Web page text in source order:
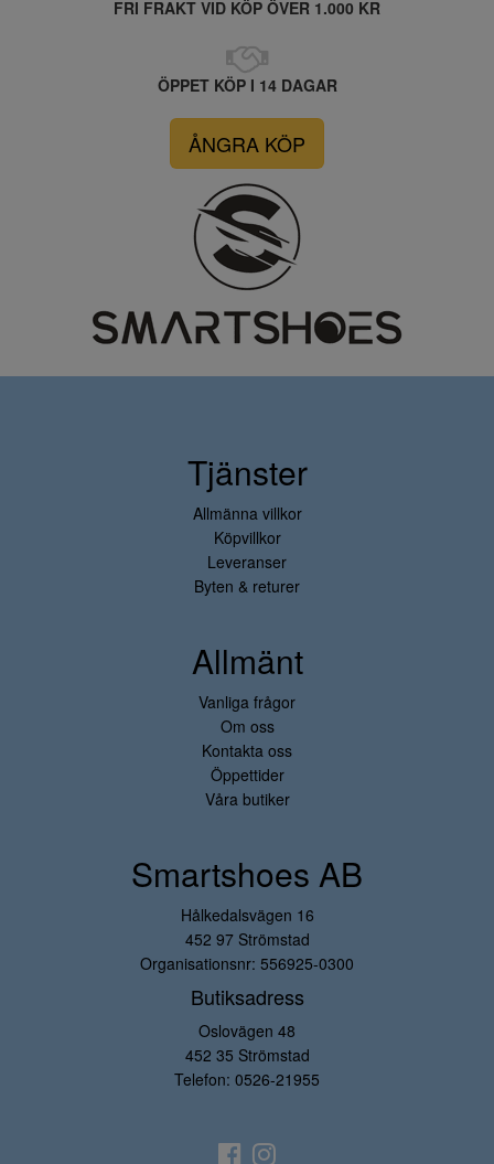
FRI FRAKT VID KÖP ÖVER 1.000 KR
ÖPPET KÖP I 14 DAGAR
ÅNGRA KÖP
Tjänster
Allmänna villkor
Köpvillkor
Leveranser
Byten & returer
Allmänt
Vanliga frågor
Om oss
Kontakta oss
Öppettider
Våra butiker
Smartshoes AB
Hålkedalsvägen 16
452 97 Strömstad
Organisationsnr: 556925-0300
Butiksadress
Oslovägen 48
452 35 Strömstad
Telefon: 0526-21955